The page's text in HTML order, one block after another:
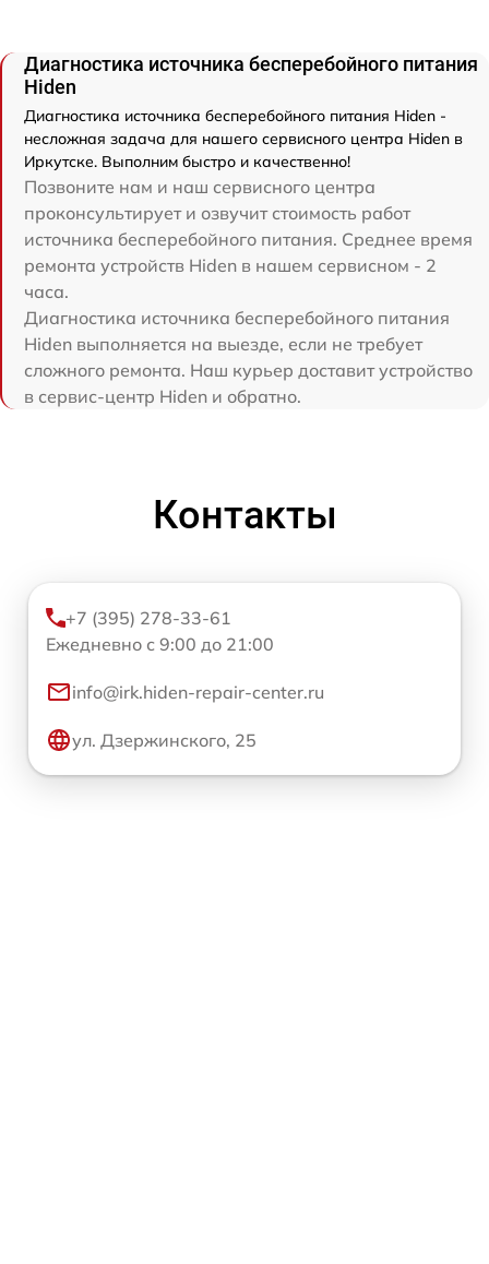
Диагностика источника бесперебойного питания
Hiden
Диагностика источника бесперебойного питания Hiden -
несложная задача для нашего сервисного центра Hiden в
Иркутске. Выполним быстро и качественно!
Позвоните нам и наш сервисного центра
проконсультирует и озвучит стоимость работ
источника бесперебойного питания. Среднее время
ремонта устройств Hiden в нашем сервисном - 2
часа.
Диагностика источника бесперебойного питания
Hiden выполняется на выезде, если не требует
сложного ремонта. Наш курьер доставит устройство
в сервис-центр Hiden и обратно.
Контакты
+7 (395) 278-33-61
Ежедневно с 9:00 до 21:00
info@irk.hiden-repair-center.ru
ул. Дзержинского, 25